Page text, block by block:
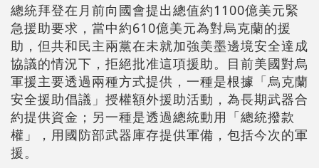
總統拜登在月前向國會提出總值約1100億美元緊
急援助要求，當中約610億美元為對烏克蘭的援
助，但共和民主兩黨在未就加強美墨邊境安全達成
協議的情況下，拒絕批准這項援助。目前美國對烏
軍援主要透過兩種方式提供，一種是根據「烏克蘭
安全援助倡議」授權額外援助活動，為長期武器合
約提供資金；另一種是透過總統動用「總統撥款
權」，用國防部武器庫存提供軍備，包括今次的軍
援。